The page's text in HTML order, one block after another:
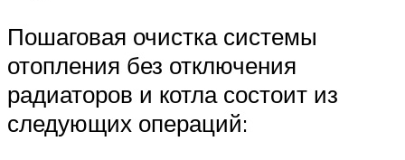
Пошаговая очистка системы
отопления без отключения
радиаторов и котла состоит из
следующих операций: